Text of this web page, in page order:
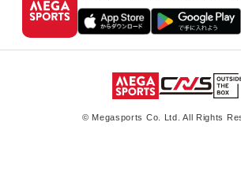
© Megasports Co. Ltd. All Rights